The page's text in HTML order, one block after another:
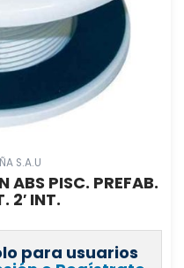
S.A.U
ABS PISC. PREFAB.
2′ INT.
para usuarios